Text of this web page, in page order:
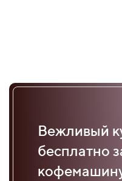
Вежливый
бесплатно